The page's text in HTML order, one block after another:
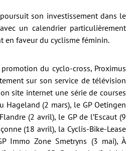
son investissement dans le
un calendrier particulièrement
en faveur du cyclisme féminin.
du cyclo-cross, Proximus
sur son service de télévision
site internet une série de courses
Hageland (2 mars), le GP Oetingen
(2 avril), le GP de l’Escaut (9
(18 avril), la Cyclis-Bike-Lease
Immo Zone Smetryns (3 mai), À